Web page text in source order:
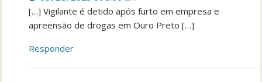
[…] Vigilante é detido após furto em empresa e
apreensão de drogas em Ouro Preto […]
Responder